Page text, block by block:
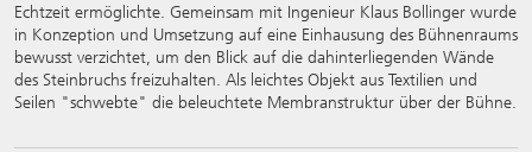
Echtzeit ermöglichte. Gemeinsam mit Ingenieur Klaus Bollinger wurde
in Konzeption und Umsetzung auf eine Einhausung des Bühnenraums
bewusst verzichtet, um den Blick auf die dahinterliegenden Wände
des Steinbruchs freizuhalten. Als leichtes Objekt aus Textilien und
Seilen "schwebte" die beleuchtete Membranstruktur über der Bühne.